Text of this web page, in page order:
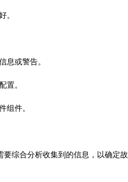
或警告。
。
件。
综合分析收集到的信息，以确定